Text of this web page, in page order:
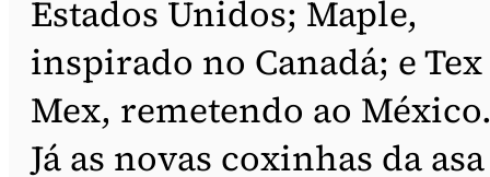
Estados Unidos; Maple,
inspirado no Canadá; e Tex
Mex, remetendo ao
Já as novas coxinhas da asa